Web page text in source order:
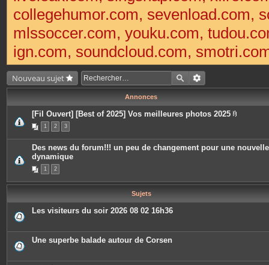
collegehumor.com, sevenload.com,
mlssoccer.com, youku.com,
ign.com, soundcloud.com,
Nouveau sujet
Annonces
[Fil Ouvert] [Best of 2025] Vos meilleures photos 2025
c
e
n
1 2 3
Des news du forum!!! un peu de changement pour une nouvelle
dynamique
1 2
Sujets
Les visiteurs du soir 2026 08 02 16h36
Une superbe balade autour de Corsen